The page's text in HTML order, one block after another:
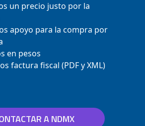
un precio justo por la
apoyo para la compra por
en pesos
factura fiscal (PDF y XML)
A NDMX